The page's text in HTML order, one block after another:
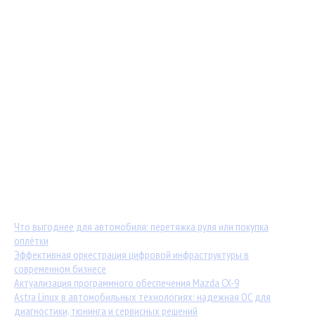
Что выгоднее для автомобиля: перетяжка руля или покупка
оплётки
Эффективная оркестрация цифровой инфраструктуры в
современном бизнесе
Актуализация программного обеспечения Mazda CX-9
Astra Linux в автомобильных технологиях: надежная ОС для
диагностики, тюнинга и сервисных решений